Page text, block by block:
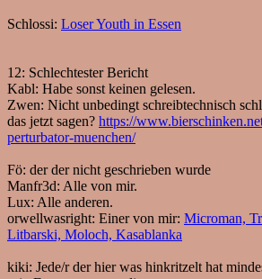
Schlossi: Loser Youth in Essen
12: Schlechtester Bericht
Kabl: Habe sonst keinen gelesen.
Zwen: Nicht unbedingt schreibtechnisch
das jetzt sagen? https://
perturbator-muenchen/
Fö: der der nicht geschrieben wurde
Manfr3d: Alle von mir.
Lux: Alle anderen.
orwellwasright: Einer von mir: Microman,
Litbarski, Moloch, Kasablanka
kiki: Jede/r der hier was hinkritzelt hat